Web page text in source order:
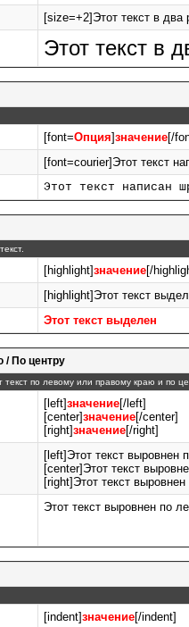
[size=+2]Этот текст в
Этот текст в
[font=Опция]значение[/
[font=courier]Этот текст
Этот текст написан
[highlight]значение[/
[highlight]Этот текст
Этот текст выделен
/ По центру
по левому или правому краю и по
[left]значение[/left]
[center]значение[/center]
[right]значение[/right]
[left]Этот текст выровнен
[center]Этот текст
[right]Этот текст
Этот текст выровнен по
[indent]значение[/indent]